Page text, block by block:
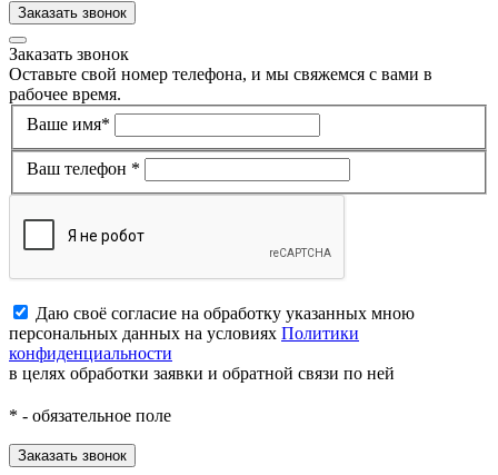
Заказать звонок
Заказать звонок
Оставьте свой номер телефона, и мы свяжемся с вами в
рабочее время.
Ваше имя*
Ваш телефон *
Даю своё согласие на обработку указанных мною
персональных данных на условиях Политики
конфиденциальности
в целях обработки заявки и обратной связи по ней
* - обязательное поле
Заказать звонок